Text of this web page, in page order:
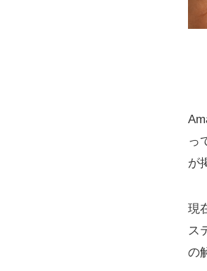
っ
が
現
ス
の